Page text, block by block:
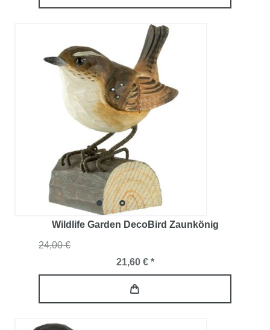
Wildlife Garden DecoBird Zaunkönig
24,00 €
21,60 € *